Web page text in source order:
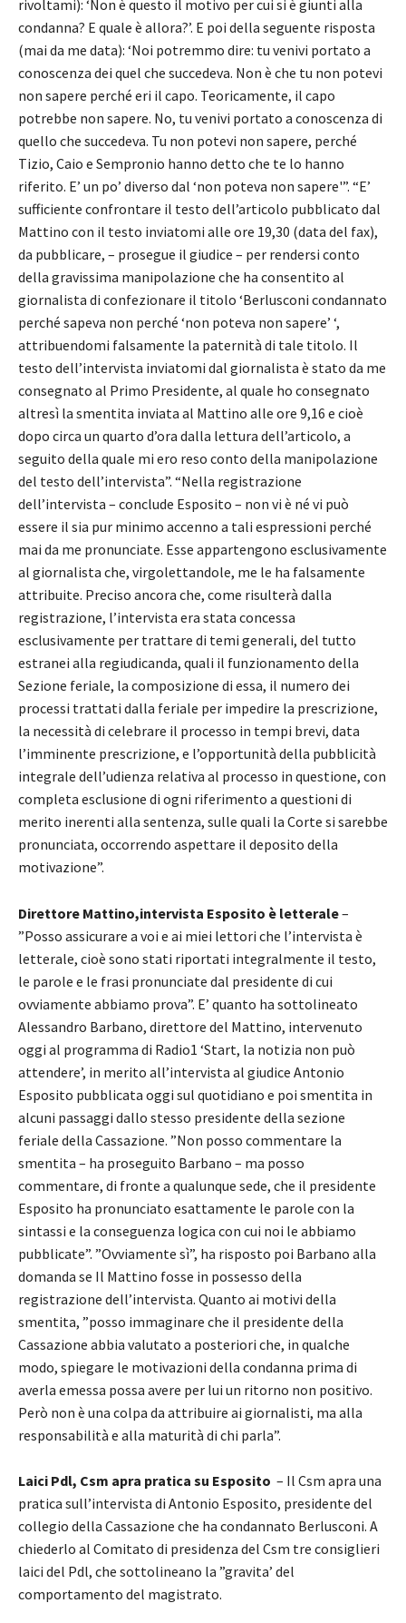
rivoltami): ‘Non è questo il motivo per cui si è giunti alla
condanna? E quale è allora?’. E poi della seguente risposta
(mai da me data): ‘Noi potremmo dire: tu venivi portato a
conoscenza dei quel che succedeva. Non è che tu non potevi
non sapere perché eri il capo. Teoricamente, il capo
potrebbe non sapere. No, tu venivi portato a conoscenza di
quello che succedeva. Tu non potevi non sapere, perché
Tizio, Caio e Sempronio hanno detto che te lo hanno
riferito. E’ un po’ diverso dal ‘non poteva non sapere'”. “E’
sufficiente confrontare il testo dell’articolo pubblicato dal
Mattino con il testo inviatomi alle ore 19,30 (data del fax),
da pubblicare, – prosegue il giudice – per rendersi conto
della gravissima manipolazione che ha consentito al
giornalista di confezionare il titolo ‘Berlusconi condannato
perché sapeva non perché ‘non poteva non sapere’ ‘,
attribuendomi falsamente la paternità di tale titolo. Il
testo dell’intervista inviatomi dal giornalista è stato da me
consegnato al Primo Presidente, al quale ho consegnato
altresì la smentita inviata al Mattino alle ore 9,16 e cioè
dopo circa un quarto d’ora dalla lettura dell’articolo, a
seguito della quale mi ero reso conto della manipolazione
del testo dell’intervista”. “Nella registrazione
dell’intervista – conclude Esposito – non vi è né vi può
essere il sia pur minimo accenno a tali espressioni perché
mai da me pronunciate. Esse appartengono esclusivamente
al giornalista che, virgolettandole, me le ha falsamente
attribuite. Preciso ancora che, come risulterà dalla
registrazione, l’intervista era stata concessa
esclusivamente per trattare di temi generali, del tutto
estranei alla regiudicanda, quali il funzionamento della
Sezione feriale, la composizione di essa, il numero dei
processi trattati dalla feriale per impedire la prescrizione,
la necessità di celebrare il processo in tempi brevi, data
l’imminente prescrizione, e l’opportunità della pubblicità
integrale dell’udienza relativa al processo in questione, con
completa esclusione di ogni riferimento a questioni di
merito inerenti alla sentenza, sulle quali la Corte si sarebbe
pronunciata, occorrendo aspettare il deposito della
motivazione”.
Direttore Mattino,intervista Esposito è letterale–
”Posso assicurare a voi e ai miei lettori che l’intervista è
letterale, cioè sono stati riportati integralmente il testo,
le parole e le frasi pronunciate dal presidente di cui
ovviamente abbiamo prova”. E’ quanto ha sottolineato
Alessandro Barbano, direttore del Mattino, intervenuto
oggi al programma di Radio1 ‘Start, la notizia non può
attendere’, in merito all’intervista al giudice Antonio
Esposito pubblicata oggi sul quotidiano e poi smentita in
alcuni passaggi dallo stesso presidente della sezione
feriale della Cassazione. ”Non posso commentare la
smentita – ha proseguito Barbano – ma posso
commentare, di fronte a qualunque sede, che il presidente
Esposito ha pronunciato esattamente le parole con la
sintassi e la conseguenza logica con cui noi le abbiamo
pubblicate”. ”Ovviamente sì”, ha risposto poi Barbano alla
domanda se Il Mattino fosse in possesso della
registrazione dell’intervista. Quanto ai motivi della
smentita, ”posso immaginare che il presidente della
Cassazione abbia valutato a posteriori che, in qualche
modo, spiegare le motivazioni della condanna prima di
averla emessa possa avere per lui un ritorno non positivo.
Però non è una colpa da attribuire ai giornalisti, ma alla
responsabilità e alla maturità di chi parla”.
Laici Pdl, Csm apra pratica su Esposito – Il Csm apra una
pratica sull’intervista di Antonio Esposito, presidente del
collegio della Cassazione che ha condannato Berlusconi. A
chiederlo al Comitato di presidenza del Csm tre consiglieri
laici del Pdl, che sottolineano la ”gravita’ del
comportamento del magistrato.